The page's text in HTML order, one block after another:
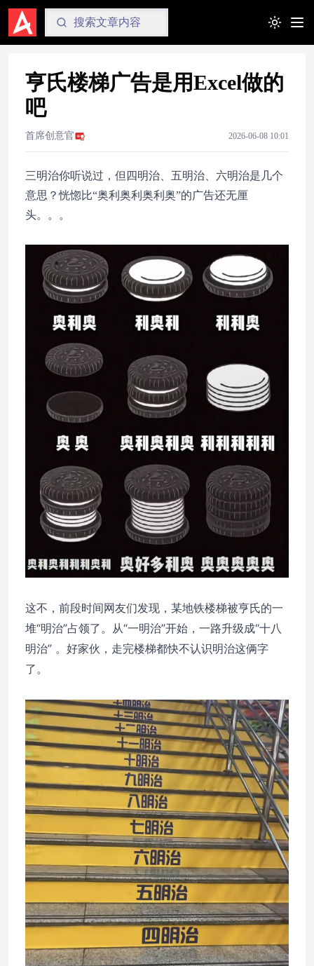
Toggle
亨氏楼梯广告是用Excel做的
吧
首席创意官 2026-06-08 10:01
三明治你听说过，但四明治、五明治、六明治是几个
意思？恍惚比“奥利奥利奥利奥”的广告还无厘
头。。。
这不，前段时间网友们发现，某地铁楼梯被亨氏的一
堆“明治”占领了。从“一明治”开始，一路升级成“十八
明治” 。好家伙，走完楼梯都快不认识明治这俩字
了。